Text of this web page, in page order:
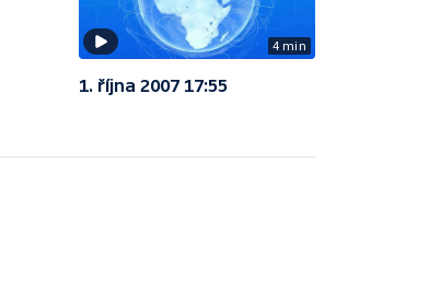
4 min
1. října 2007 17:55